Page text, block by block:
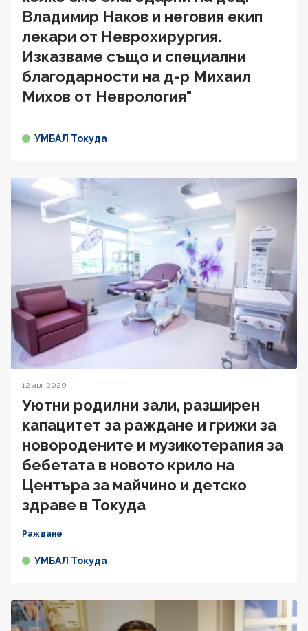
Владимир Наков и неговия екип
лекари от Неврохирургия.
Изказваме също и специални
благодарности на д-р Михаил
Михов от Неврология"
УМБАЛ Токуда
12 авг 2020
Уютни родилни зали, разширен
капацитет за раждане и грижи за
новородените и музикотерапия за
бебетата в новото крило на
Центъра за майчино и детско
здраве в Токуда
Раждане
УМБАЛ Токуда